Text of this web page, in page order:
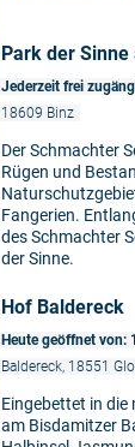
Park der
Jederzeit frei
18609 Binz
Der Schmachter
Rügen und
Fangerien.
des Schmachter
der Sinne.
Hof Baldereck
Heute geöffnet von:
Baldereck, 18551
Eingebettet in
am Bisdamitzer